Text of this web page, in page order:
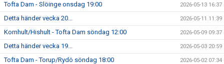
Tofta Dam - Slöinge onsdag 19:00 2026-05-13 16:37
Detta händer vecka 20... 2026-05-11 11:39
Kornhult/Hishult - Tofta Dam söndag 12:00 2026-05-09 09:37
Detta händer vecka 19... 2026-05-03 20:59
Tofta Dam - Torup/Rydö söndag 18:00 2026-05-02 07:34